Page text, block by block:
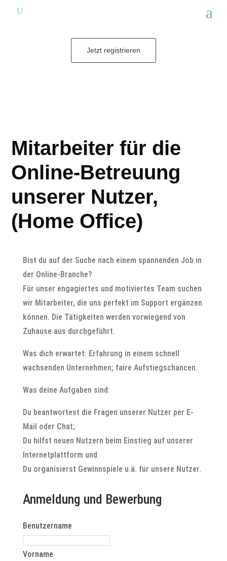
Jetzt registrieren
Mitarbeiter für die
Online-Betreuung
unserer Nutzer,
(Home Office)
Bist du auf der Suche nach einem spannenden Job in
der Online-Branche?
Für unser engagiertes und motiviertes Team suchen
wir Mitarbeiter, die uns perfekt im Support ergänzen
können. Die Tätigkeiten werden vorwiegend von
Zuhause aus durchgeführt.
Was dich erwartet: Erfahrung in einem schnell
wachsenden Unternehmen; faire Aufstiegschancen.
Was deine Aufgaben sind:
Du beantwortest die Fragen unserer Nutzer per E-
Mail oder Chat;
Du hilfst neuen Nutzern beim Einstieg auf unserer
Internetplattform und
Du organisierst Gewinnspiele u.ä. für unsere Nutzer.
Anmeldung und Bewerbung
Benutzername
Vorname